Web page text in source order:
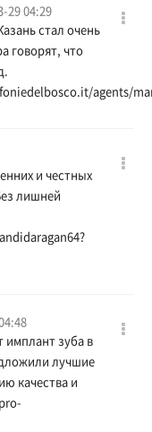
29 04:29
стал очень
говорят, что
agents/
и честных
лишней
имплант зуба в
лучшие
качества и